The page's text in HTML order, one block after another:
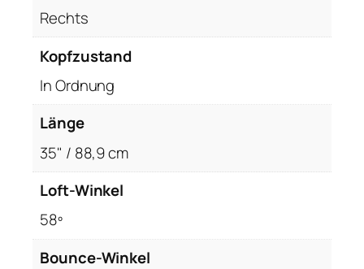
Rechts
Kopfzustand
In Ordnung
Länge
35" / 88,9 cm
Loft-Winkel
58º
Bounce-Winkel